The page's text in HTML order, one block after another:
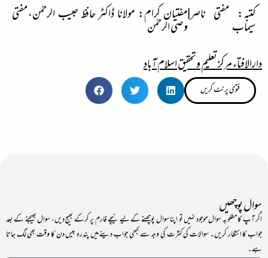
سوال پوچھیں
اگر آپ کا مطلوبہ سوال موجود نہیں تو اپنا سوال پوچھنے کے لیے نیچے فارم پر کرکے بھیج دیں، سوال بھیجنے کے بعد
جواب کا انتظار کریں۔ سوالات کی کثرت کی وجہ سے کبھی جواب دینے میں پندرہ بیس دن کا وقت بھی لگ جاتا
ہے۔
کتبہ: مفتی ناصر
سیماب
|مفتیان کرام: مولانا ڈاکٹر حافظ حبیب الرحمٰن،مفتی
وصی الرحمٰن
دارالافتاء مرکز تعلیم وتحقیق اسلام آباد
فتویٰ پرنٹ کریں